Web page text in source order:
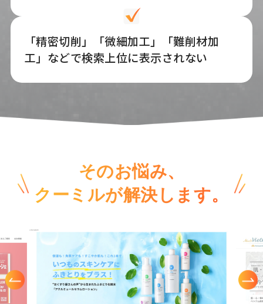
「精密切削」「微細加工」「難削材加
工」などで検索上位に表示されない
そのお悩み、
クーミルが解決します。